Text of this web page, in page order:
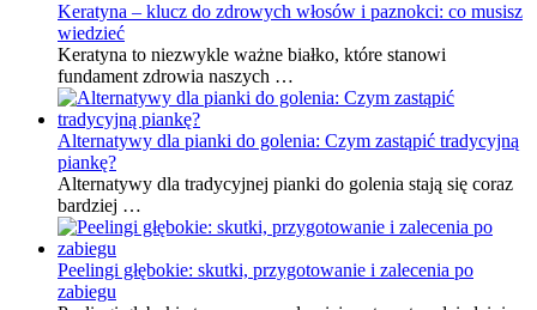
Keratyna – klucz do zdrowych włosów i paznokci: co musisz
wiedzieć
Keratyna to niezwykle ważne białko, które stanowi
fundament zdrowia naszych …
Alternatywy dla pianki do golenia: Czym zastąpić tradycyjną
piankę?
Alternatywy dla tradycyjnej pianki do golenia stają się coraz
bardziej …
Peelingi głębokie: skutki, przygotowanie i zalecenia po
zabiegu